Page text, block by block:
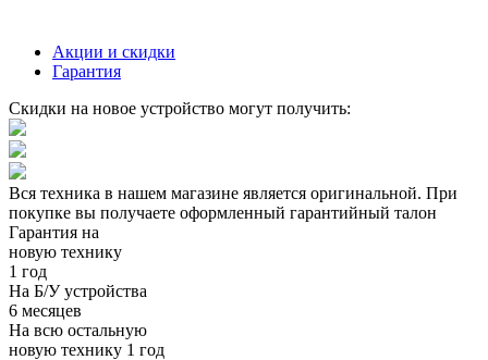
Акции и скидки
Гарантия
Скидки на новое устройство могут получить:
Вся техника в нашем магазине является оригинальной. При
покупке вы получаете оформленный гарантийный талон
Гарантия на
новую технику
1 год
На Б/У устройства
6 месяцев
На всю остальную
новую технику 1 год